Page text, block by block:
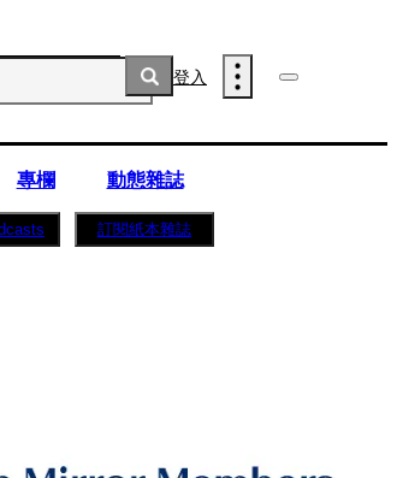
登入
專欄
動態雜誌
訂閱紙本雜誌